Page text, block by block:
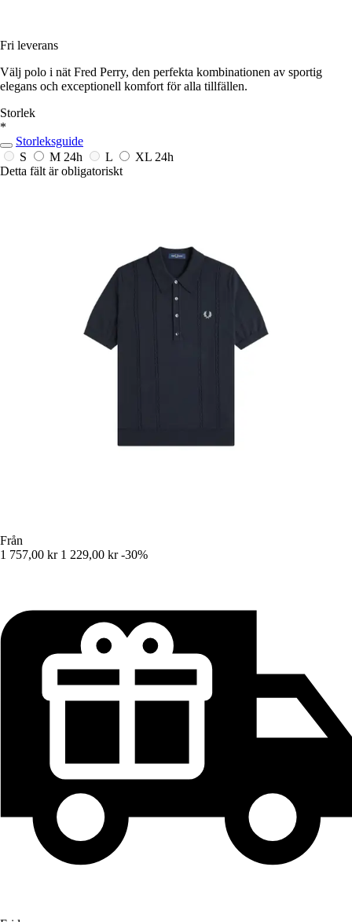
Fri leverans
Välj polo i nät Fred Perry, den perfekta kombinationen av sportig
elegans och exceptionell komfort för alla tillfällen.
Storlek
*
Storleksguide
S
M 24h L XL 24h
Detta fält är obligatoriskt
Från
1 757,00 kr 1 229,00 kr -30%